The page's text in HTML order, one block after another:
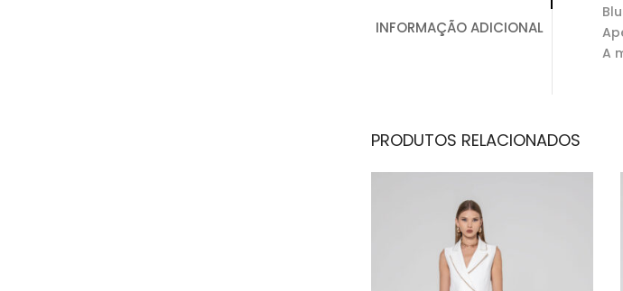
INFORMAÇÃO ADICIONAL
A
PRODUTOS RELACIONADOS